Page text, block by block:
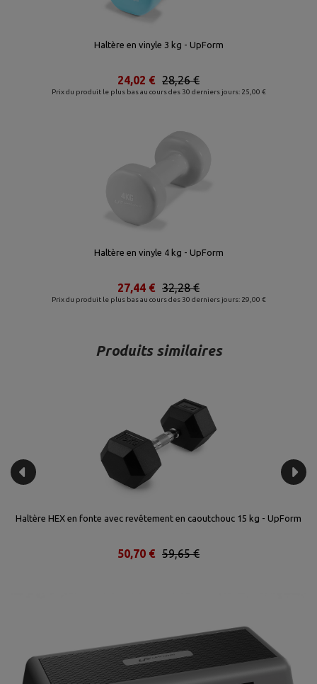
Haltère en vinyle 3 kg - UpForm
Prix du produit le plus bas au cours des 30 derniers jours: 25,00 €
28,26 €
24,02 €
Haltère en vinyle 4 kg - UpForm
Prix du produit le plus bas au cours des 30 derniers jours: 29,00 €
32,28 €
27,44 €
Produits similaires
Haltère HEX en fonte avec revêtement en caoutchouc 15 kg - UpForm
59,65 €
50,70 €